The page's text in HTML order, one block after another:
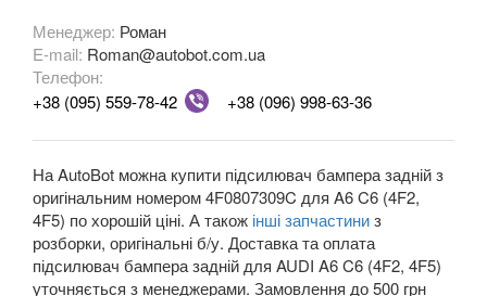
A6 C7 (4G2, 4G5)
A6 Allroad Quattro C7 (4GH)
A6 C8 (F2)
A6 C8 Allroad Quattro
A7 I Sportback (4GA)
A7 II Sportback (4G8)
Менеджер: Роман
E-mail: Roman@autobot.com.ua
Телефон:
+38 (095) 559-78-42
+38 (096) 998-63-36
На AutoBot можна купити підсилювач бампера задній з
оригінальним номером 4F0807309C для A6 C6 (4F2,
4F5) по хорошій ціні. А також інші запчастиниз
розборки, оригінальні б/у. Доставка та оплата
підсилювач бампера задній для AUDI A6 C6 (4F2, 4F5)
уточняється з менеджерами. Замовлення до 500 грн